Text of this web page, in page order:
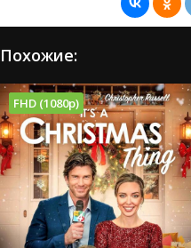
Похожие:
FHD (1080p)